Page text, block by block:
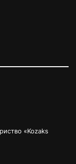
«Kozaks